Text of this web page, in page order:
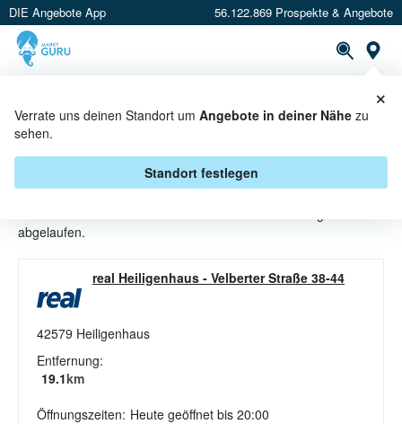
DIE Angebote App 56.122.869 Prospekte & Angebote
Verrate uns deinen Standort um Angebote in deiner Nähe zu
sehen.
Standort festlegen
×
DAMEN HOSEN ANGEBOTE &
AKTIONEN BEI REAL
abgelaufen.
real Heiligenhaus - Velberter Straße 38-44
42579 Heiligenhaus
Entfernung:
19.1km
Öffnungszeiten: Heute geöffnet bis 20:00